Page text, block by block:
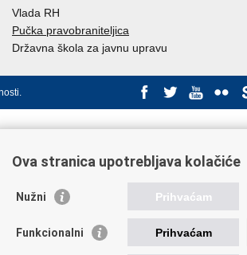
Vlada RH
Pučka pravobraniteljica
Državna škola za javnu upravu
.
Ova stranica upotrebljava kolačiće
Nužni Prihvaćam
Funkcionalni Prihvaćam